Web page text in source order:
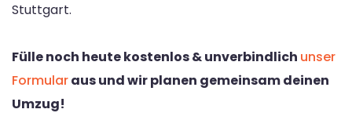
Stuttgart.
Fülle noch heute kostenlos & unverbindlich unser
Formularaus und wir planen gemeinsam deinen
Umzug!